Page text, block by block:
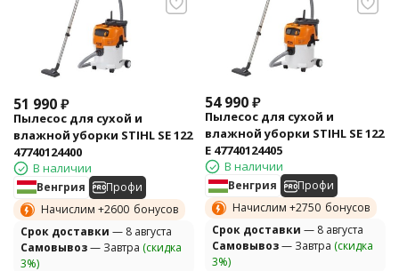
51 990₽
Пылесос для сухой и
влажной уборки STIHL SE 122
47740124400
В наличии
Венгрия
Профи
Начислим +2600 бонусов
Cрок доставки — 8 августа
Самовывоз— Завтра (скидка
3%)
54 990₽
Пылесос для сухой и
влажной уборки STIHL SE 122
E 47740124405
В наличии
Венгрия
Профи
Начислим +2750 бонусов
Cрок доставки — 8 августа
Самовывоз— Завтра (скидка
3%)